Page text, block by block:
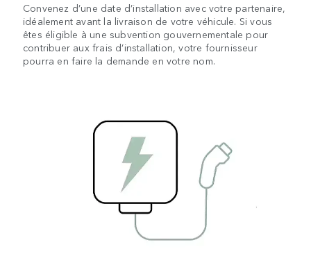
Convenez d’une date d’installation avec votre partenaire,
idéalement avant la livraison de votre véhicule. Si vous
êtes éligible à une subvention gouvernementale pour
contribuer aux frais d’installation, votre fournisseur
pourra en faire la demande en votre nom.